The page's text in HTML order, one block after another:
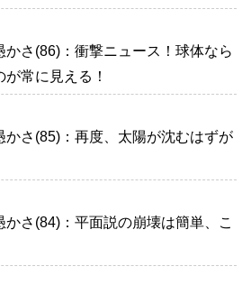
かさ(86)：衝撃ニュース！球体なら
常に見える！
かさ(85)：再度、太陽が沈むはずが
さ(84)：平面説の崩壊は簡単、こ